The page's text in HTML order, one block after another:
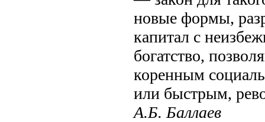
новые формы,
капитал с
богатство,
коренным
или быстрым,
А.Б. Баллаев